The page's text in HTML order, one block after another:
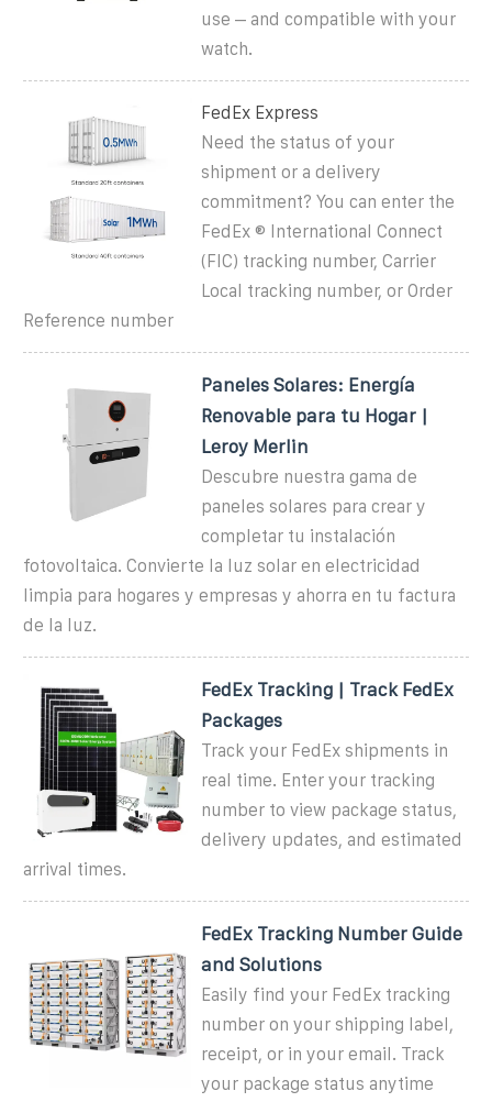
use – and compatible with your
watch.
FedEx Express
Need the status of your
shipment or a delivery
commitment? You can enter the
FedEx ® International Connect
(FIC) tracking number, Carrier
Local tracking number, or Order
Reference number
Paneles Solares: Energía
Renovable para tu Hogar |
Leroy Merlin
Descubre nuestra gama de
paneles solares para crear y
completar tu instalación
fotovoltaica. Convierte la luz solar en electricidad
limpia para hogares y empresas y ahorra en tu factura
de la luz.
FedEx Tracking | Track FedEx
Packages
Track your FedEx shipments in
real time. Enter your tracking
number to view package status,
delivery updates, and estimated
arrival times.
FedEx Tracking Number Guide
and Solutions
Easily find your FedEx tracking
number on your shipping label,
receipt, or in your email. Track
your package status anytime